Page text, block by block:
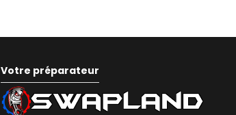
Votre préparateur